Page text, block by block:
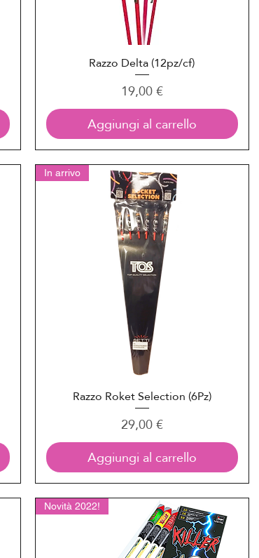
Vista rapida
Razzo Delta (12pz/cf)
Prezzo
19,00 €
Aggiungi al carrello
Vista rapida
In arrivo
Razzo Roket Selection (6Pz)
Prezzo
29,00 €
Aggiungi al carrello
Novità 2022!